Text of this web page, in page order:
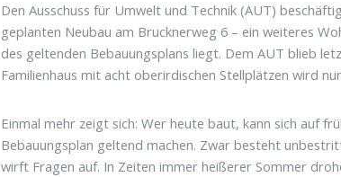
Den Ausschuss für Umwelt und Technik (AUT)
geplanten Neubau am Brucknerweg 6 – ein weiteres
des geltenden Bebauungsplans liegt. Dem AUT blieb
Familienhaus mit acht oberirdischen Stellplätzen wird
Einmal mehr zeigt sich: Wer heute baut, kann sich auf
Bebauungsplan geltend machen. Zwar besteht
wirft Fragen auf. In Zeiten immer heißerer Sommer